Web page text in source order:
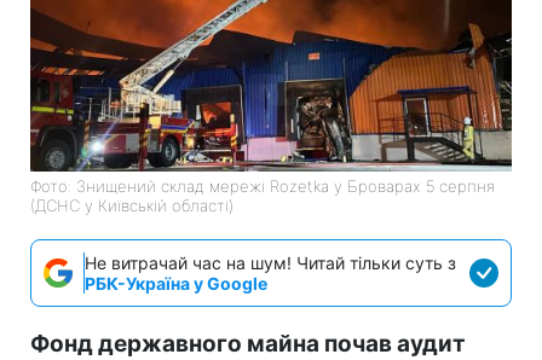
Фото: Знищений склад мережі Rozetka у Броварах 5 серпня
(ДСНС у Київській області)
Не витрачай час на шум! Читай тільки суть з
РБК-Україна у Google
Фонд державного майна почав аудит